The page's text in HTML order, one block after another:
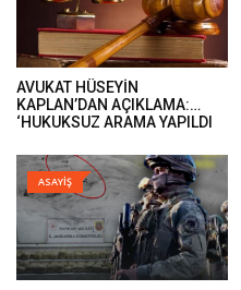
AVUKAT HÜSEYİN
KAPLAN’DAN AÇIKLAMA:
‘HUKUKSUZ ARAMA YAPILDI
DOSYALARINA EL KONULDU’..
ASAYİŞ